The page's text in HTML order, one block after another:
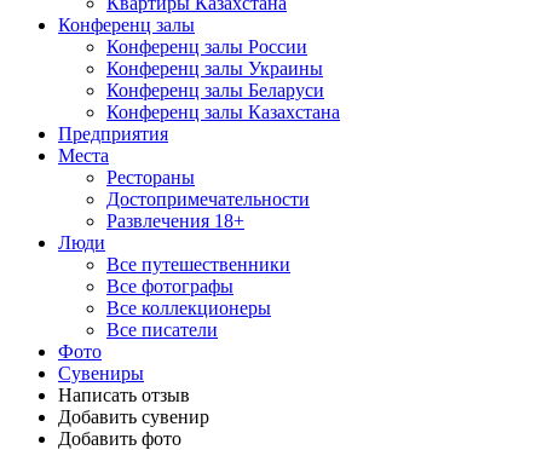
Конференц залы
Конференц залы России
Конференц залы Украины
Конференц залы Беларуси
Конференц залы Казахстана
Предприятия
Места
Рестораны
Достопримечательности
Развлечения 18+
Люди
Все путешественники
Все фотографы
Все коллекционеры
Все писатели
Фото
Сувениры
Написать отзыв
Добавить сувенир
Добавить фото